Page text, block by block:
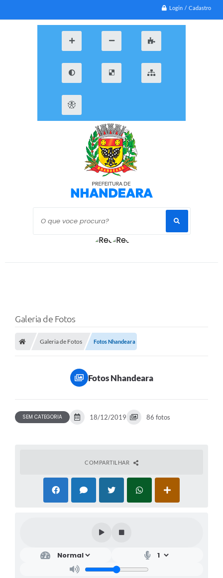
Login / Cadastro
O que voce procura?
Galeria de Fotos
Galeria de Fotos Fotos Nhandeara
Fotos Nhandeara
SEM CATEGORIA 18/12/2019 86 fotos
COMPARTILHAR